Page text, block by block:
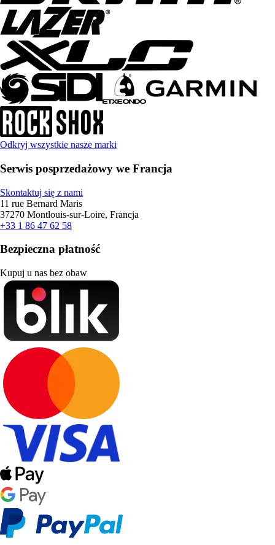
Odkryj wszystkie nasze marki
Serwis posprzedażowy we Francja
Skontaktuj się z nami
11 rue Bernard Maris
37270 Montlouis-sur-Loire, Francja
+33 1 86 47 62 58
Bezpieczna płatność
Kupuj u nas bez obaw